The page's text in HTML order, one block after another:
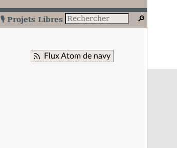
🎙️ Projets Libres
Flux Atom de navy